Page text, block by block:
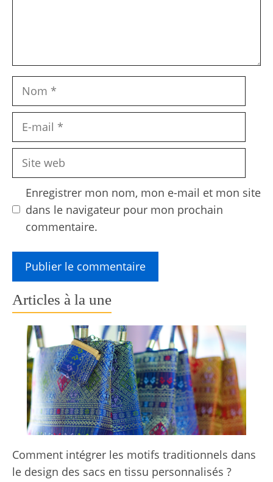
Nom
Site
Enregistrer mon nom, mon e-mail et mon site
dans le navigateur pour mon prochain
commentaire.
Articles à la une
Comment intégrer les motifs traditionnels dans
le design des sacs en tissu personnalisés ?